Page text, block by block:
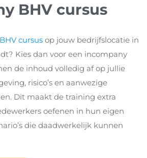
BHV cursus
BHV cursus op jouw bedrijfslocatie in
Kies dan voor een incompany
de inhoud volledig af op jullie
risico’s en aanwezige
Dit maakt de training extra
oefenen in hun eigen
die daadwerkelijk kunnen